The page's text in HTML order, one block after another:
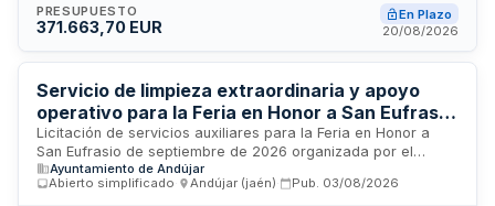
de acceso, información general, gestión de entradas,
atención a visitantes, vigilancia del equipamiento y
abierto con condición social.
PRESUPUESTO
371.663,70 EUR
En Plazo
20/08/2026
Servicio de limpieza extraordinaria y apoyo
operativo para la Feria en Honor a San Eufrasio
2026 del Ayuntamiento de Andújar
Licitación de servicios auxiliares para la Feria en Honor a
San Eufrasio de septiembre de 2026 organizada por el
Ayuntamiento de Andújar. La prestación comprende limpieza
extraordinaria de espacios municipales y aseos portátiles,
Ayuntamiento de Andújar
Abierto simplificado
Andújar (jaén) Pub. 03/08/2026